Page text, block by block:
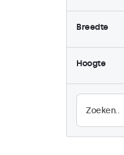
Breedte
Hoogte